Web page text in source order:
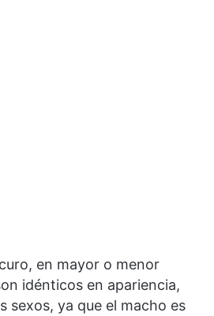
en mayor o menor
idénticos en apariencia,
sexos, ya que el macho es